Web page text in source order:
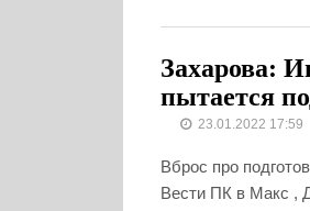
Захарова:
пытается
23.01.2022 17:59
Вброс про
Вести ПК в Макс ,